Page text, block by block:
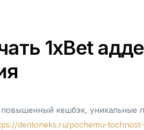
1xBet
кешбэк, уникальные
dentoneks.ru/pochemu-